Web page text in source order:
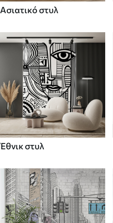
Ασιατικό στυλ
Έθνικ στυλ